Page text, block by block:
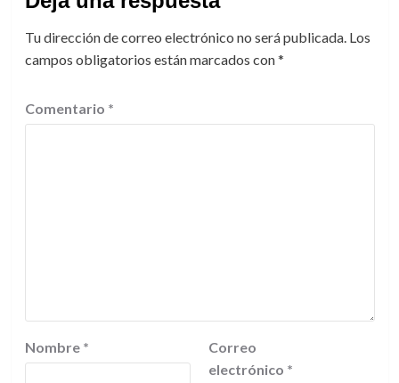
Tu dirección de correo electrónico no será publicada. Los
campos obligatorios están marcados con*
Comentario *
Nombre *
Correo
electrónico *